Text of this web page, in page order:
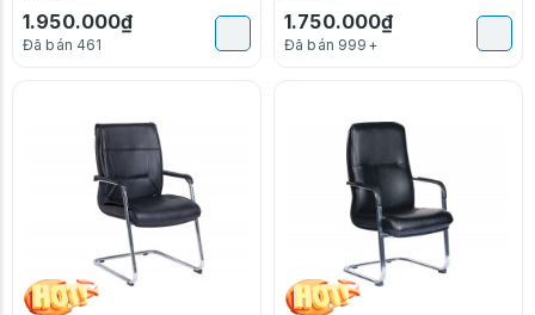
1.950.000₫
Đã bán 461
1.750.000₫
Đã bán 999+